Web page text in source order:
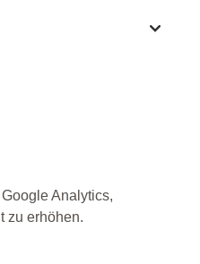
Analytics,
zu erhöhen.